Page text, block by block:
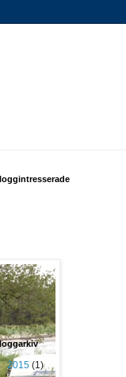
2015 (1)